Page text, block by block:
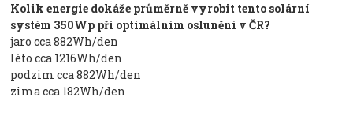
Kolik energie dokáže průměrně vyrobit tento solární
systém 350Wp při optimálním oslunění v ČR?
jaro cca 882Wh/den
léto cca 1216Wh/den
podzim cca 882Wh/den
zima cca 182Wh/den